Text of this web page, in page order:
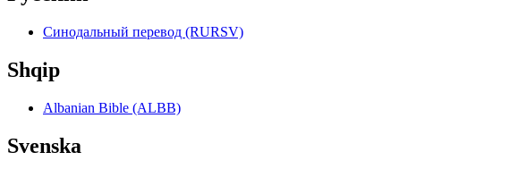
Синодальный перевод (RURSV)
Shqip
Albanian Bible (ALBB)
Svenska